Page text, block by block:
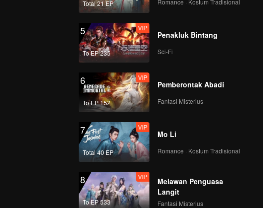
Total 21 EP Romance · Kostum Tradisional
5
To EP 235
VIP
Penakluk Bintang
Sci-Fi
6
To EP 152
VIP
Pemberontak Abadi
Fantasi Misterius
7
Total 40 EP
VIP
Mo Li
Romance · Kostum Tradisional
8
To EP 533
VIP
Melawan Penguasa
Langit
Fantasi Misterius